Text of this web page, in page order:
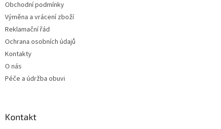
Obchodní podmínky
Výměna a vrácení zboží
Reklamační řád
Ochrana osobních údajů
Kontakty
O nás
Péče a údržba obuvi
Kontakt